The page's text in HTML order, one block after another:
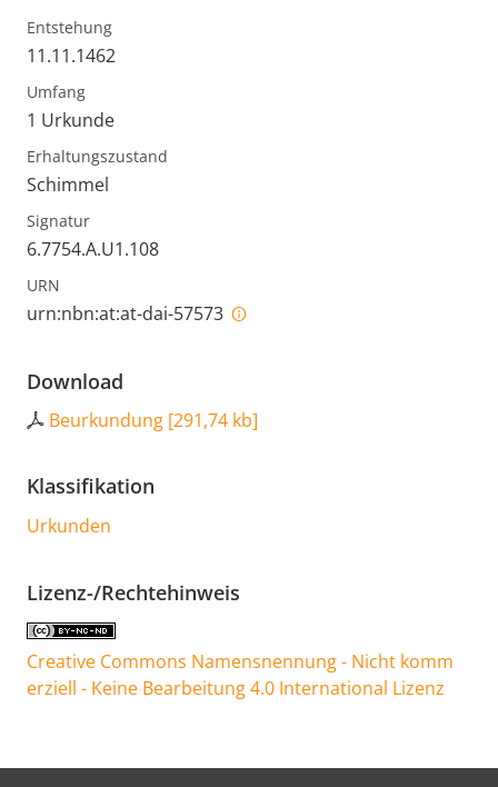
Entstehung
11.11.1462
Umfang
1 Urkunde
Erhaltungszustand
Schimmel
Signatur
6.7754.A.U1.108
URN
urn:nbn:at:at-dai-57573
Download
Beurkundung [291,74 kb]
Klassifikation
Urkunden
Lizenz-/Rechtehinweis
Creative Commons Namensnennung - Nicht komm
erziell - Keine Bearbeitung 4.0 International Lizenz